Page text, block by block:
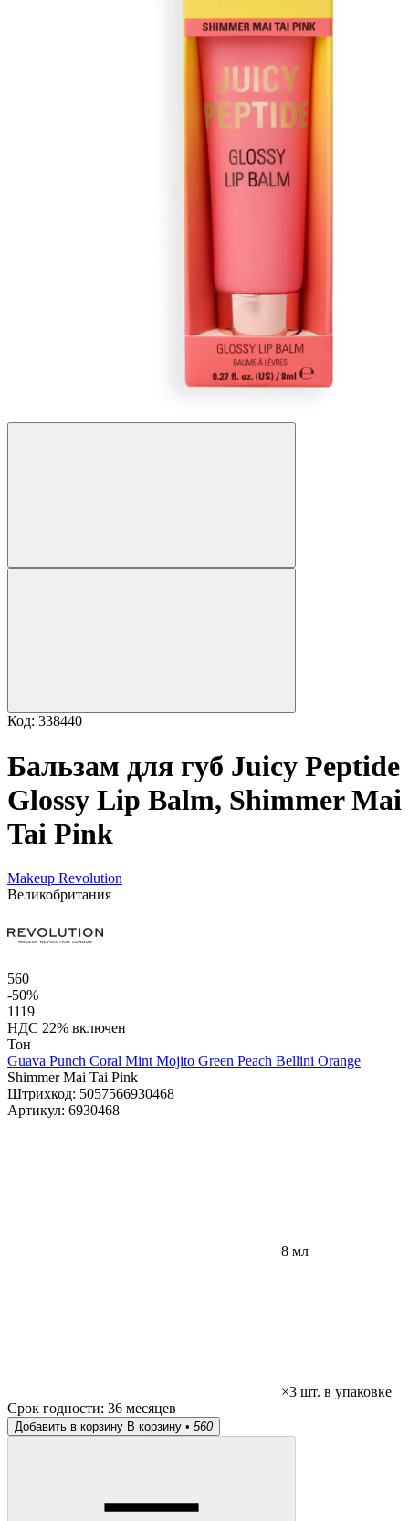
Код: 338440
Бальзам для губ Juicy Peptide
Glossy Lip Balm, Shimmer Mai
Tai Pink
Makeup Revolution
Великобритания
560
-50%
1119
НДС 22% включен
Тон
Guava Punch Coral Mint Mojito Green Peach Bellini Orange
Shimmer Mai Tai Pink
Штрихкод: 5057566930468
Артикул: 6930468
8 мл
×3 шт. в упаковке
Срок годности: 36 месяцев
Добавить в корзину В корзину • 560